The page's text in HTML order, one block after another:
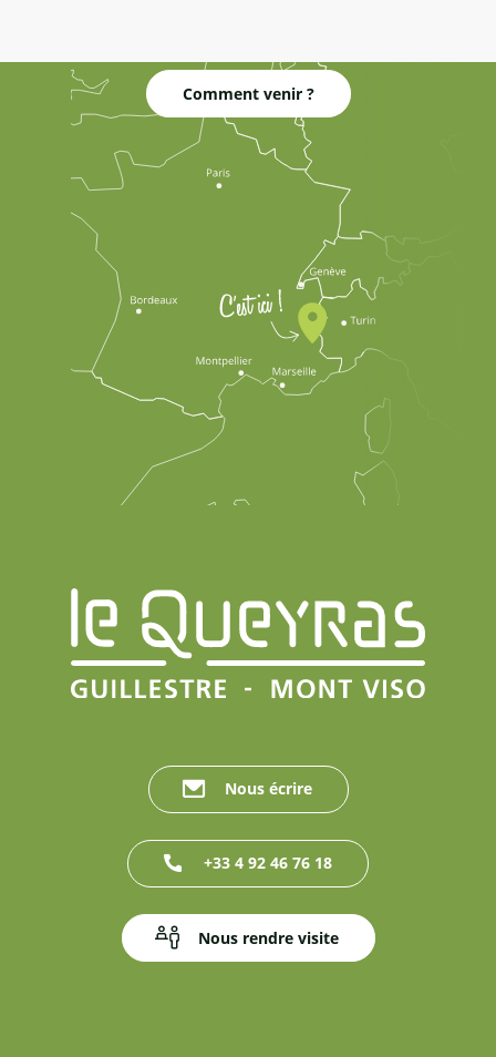
Comment venir ?
Nous écrire
+33 4 92 46 76 18
Nous rendre visite